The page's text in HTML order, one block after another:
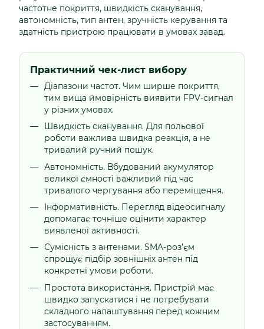
частотне покриття, швидкість сканування,
автономність, тип антен, зручність керування та
здатність пристрою працювати в умовах завад.
Практичний чек-лист вибору
Діапазони частот. Чим ширше покриття,
тим вища ймовірність виявити FPV-сигнал
у різних умовах.
Швидкість сканування. Для польової
роботи важлива швидка реакція, а не
тривалий ручний пошук.
Автономність. Вбудований акумулятор
великої ємності важливий під час
тривалого чергування або переміщення.
Інформативність. Перегляд відеосигналу
допомагає точніше оцінити характер
виявленої активності.
Сумісність з антенами. SMA-роз’єм
спрощує підбір зовнішніх антен під
конкретні умови роботи.
Простота використання. Пристрій має
швидко запускатися і не потребувати
складного налаштування перед кожним
застосуванням.